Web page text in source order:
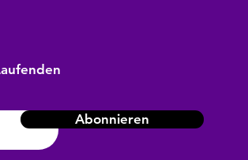
Abonnieren